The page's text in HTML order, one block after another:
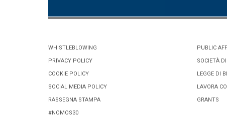
WHISTLEBLOWING
PRIVACY POLICY
COOKIE POLICY
SOCIAL MEDIA POLICY
RASSEGNA STAMPA
#NOMOS30
PUBLIC
SOCIETÀ
LEGGE DI
LAVORA
GRANTS